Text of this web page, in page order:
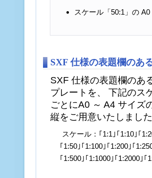
スケール「50:1」の
SXF 仕様の表題欄のあ
SXF 仕様の表題欄のあ
プレートを、 下記のス
ごとにA0 ～ A4 サイズ
縦をご用意いたしました
スケール：｢1:1｣｢1:10｣｢
｢1:50｣｢1:100｣｢1:200｣｢
｢1:500｣｢1:1000｣｢1:2000｣｢